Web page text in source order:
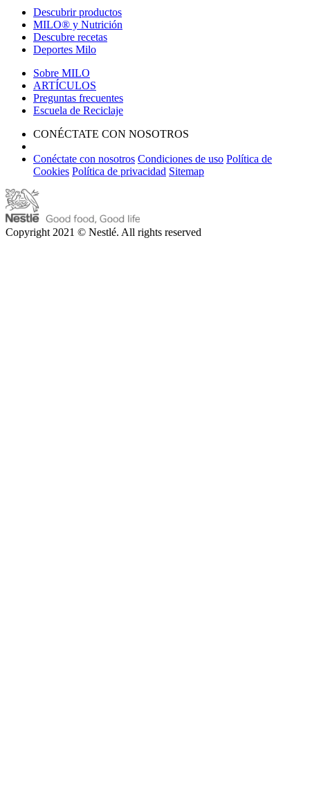
Descubrir productos
MILO® y Nutrición
Descubre recetas
Deportes Milo
Sobre MILO
ARTÍCULOS
Preguntas frecuentes
Escuela de Reciclaje
CONÉCTATE CON NOSOTROS
Conéctate con nosotros Condiciones de uso Política de
Cookies Política de privacidad Sitemap
Copyright 2021 © Nestlé. All rights reserved